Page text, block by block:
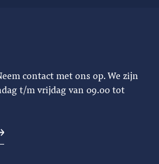
contact met ons op. We zijn
t/m vrijdag van 09.00 tot